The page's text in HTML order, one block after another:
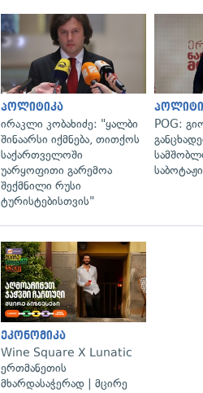
პოლიტიკა
ირაკლი კობახიძე: "ყალბი
შინაარსი იქმნება, თითქოს
საქართველოში
უარყოფითი გარემოა
შექმნილი რუსი
ტურისტებისთვის"
POG:
ეკონომიკა
Wine Square X Lunatic
ერთმანეთის
მხარდასაჭერად | მცირე